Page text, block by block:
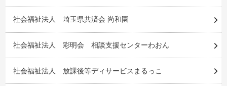
社会福祉法人 埼玉県共済会 尚和園
社会福祉法人 彩明会 相談支援センターわおん
社会福祉法人 放課後等ディサービスまるっこ